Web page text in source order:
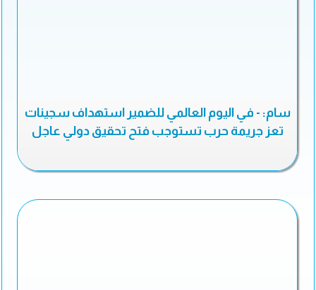
سام: - في اليوم العالمي للضمير استهداف سجينات
تعز جريمة حرب تستوجب فتح تحقيق دولي عاجل